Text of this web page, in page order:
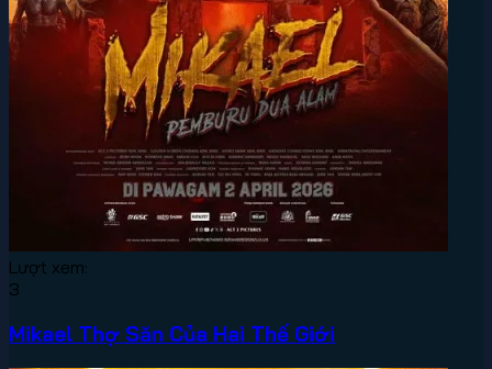
Lượt xem:
3
Mikael Thợ Săn Của Hai Thế Giới